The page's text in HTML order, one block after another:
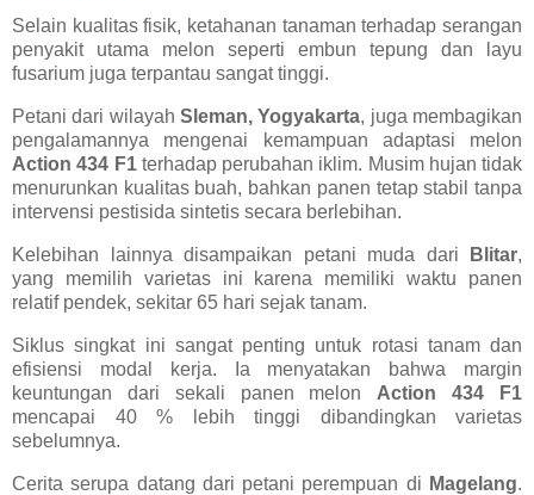
Selain kualitas fisik, ketahanan tanaman terhadap serangan
penyakit utama melon seperti embun tepung dan layu
fusarium juga terpantau sangat tinggi.
Petani dari wilayah Sleman, Yogyakarta, juga membagikan
pengalamannya mengenai kemampuan adaptasi melon
Action 434 F1terhadap perubahan iklim. Musim hujan tidak
menurunkan kualitas buah, bahkan panen tetap stabil tanpa
intervensi pestisida sintetis secara berlebihan.
Kelebihan lainnya disampaikan petani muda dari Blitar,
yang memilih varietas ini karena memiliki waktu panen
relatif pendek, sekitar 65 hari sejak tanam.
Siklus singkat ini sangat penting untuk rotasi tanam dan
efisiensi modal kerja. Ia menyatakan bahwa margin
keuntungan dari sekali panen melon Action 434 F1
mencapai 40 % lebih tinggi dibandingkan varietas
sebelumnya.
Cerita serupa datang dari petani perempuan di Magelang.